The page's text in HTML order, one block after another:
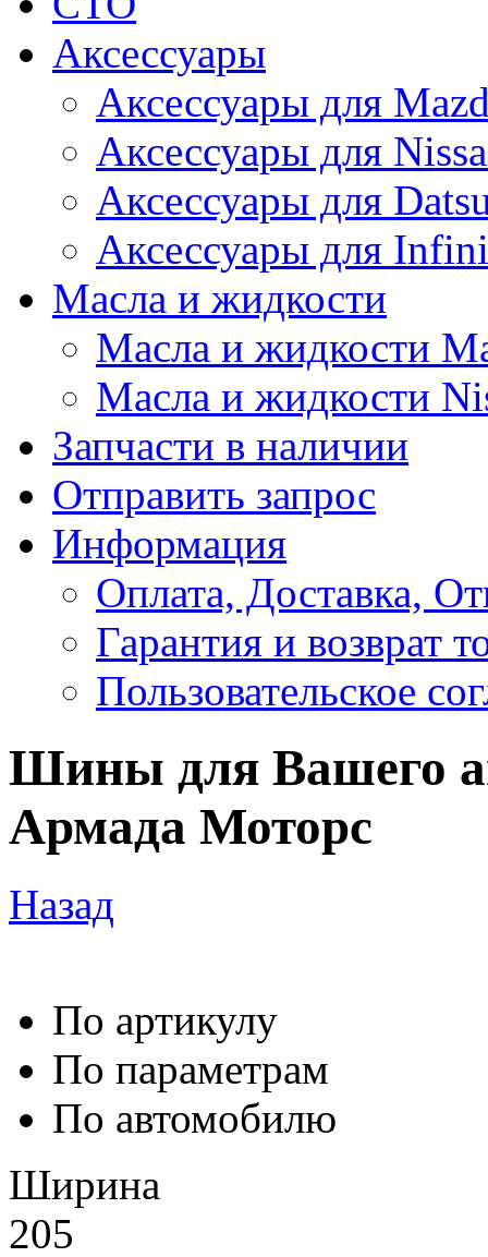
Аксессуары
Аксессуары для
Аксессуары для
Аксессуары для
Аксессуары для
Масла и жидкости
Масла и жидкости
Масла и жидкости
Запчасти в наличии
Отправить запрос
Информация
Оплата, Доставка,
Гарантия и возврат
Пользовательское
Шины для Вашего
Армада Моторс
Назад
По артикулу
По параметрам
По автомобилю
Ширина
205